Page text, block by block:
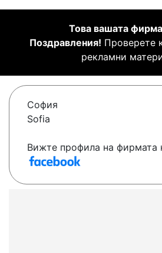
Това вашата
Поздравления! Проверете
рекламни
София
Sofia
Вижте профила на фирмата